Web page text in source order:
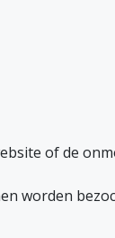
of de
worden